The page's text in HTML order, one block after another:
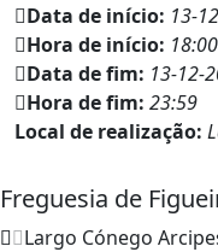
Data de início: 13-
Hora de início: 18:00
Data de fim: 13-12-
Hora de fim: 23:59
Local de realização:
Freguesia de
Largo Cónego